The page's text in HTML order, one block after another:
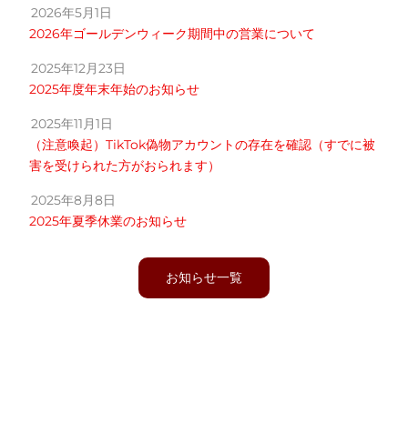
2026年5月1日
2026年ゴールデンウィーク期間中の営業について
2025年12月23日
2025年度年末年始のお知らせ
2025年11月1日
（注意喚起）TikTok偽物アカウントの存在を確認（すでに被
害を受けられた方がおられます）
2025年8月8日
2025年夏季休業のお知らせ
お知らせ一覧